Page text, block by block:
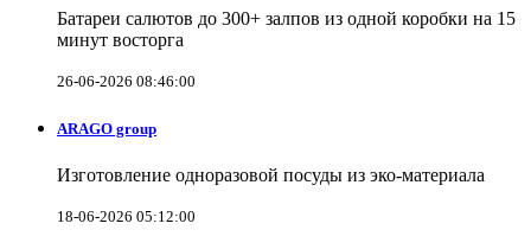
Батареи салютов до 300+ залпов из одной коробки на 15
минут восторга
26-06-2026 08:46:00
ARAGO group
Изготовление одноразовой посуды из эко-материала
18-06-2026 05:12:00